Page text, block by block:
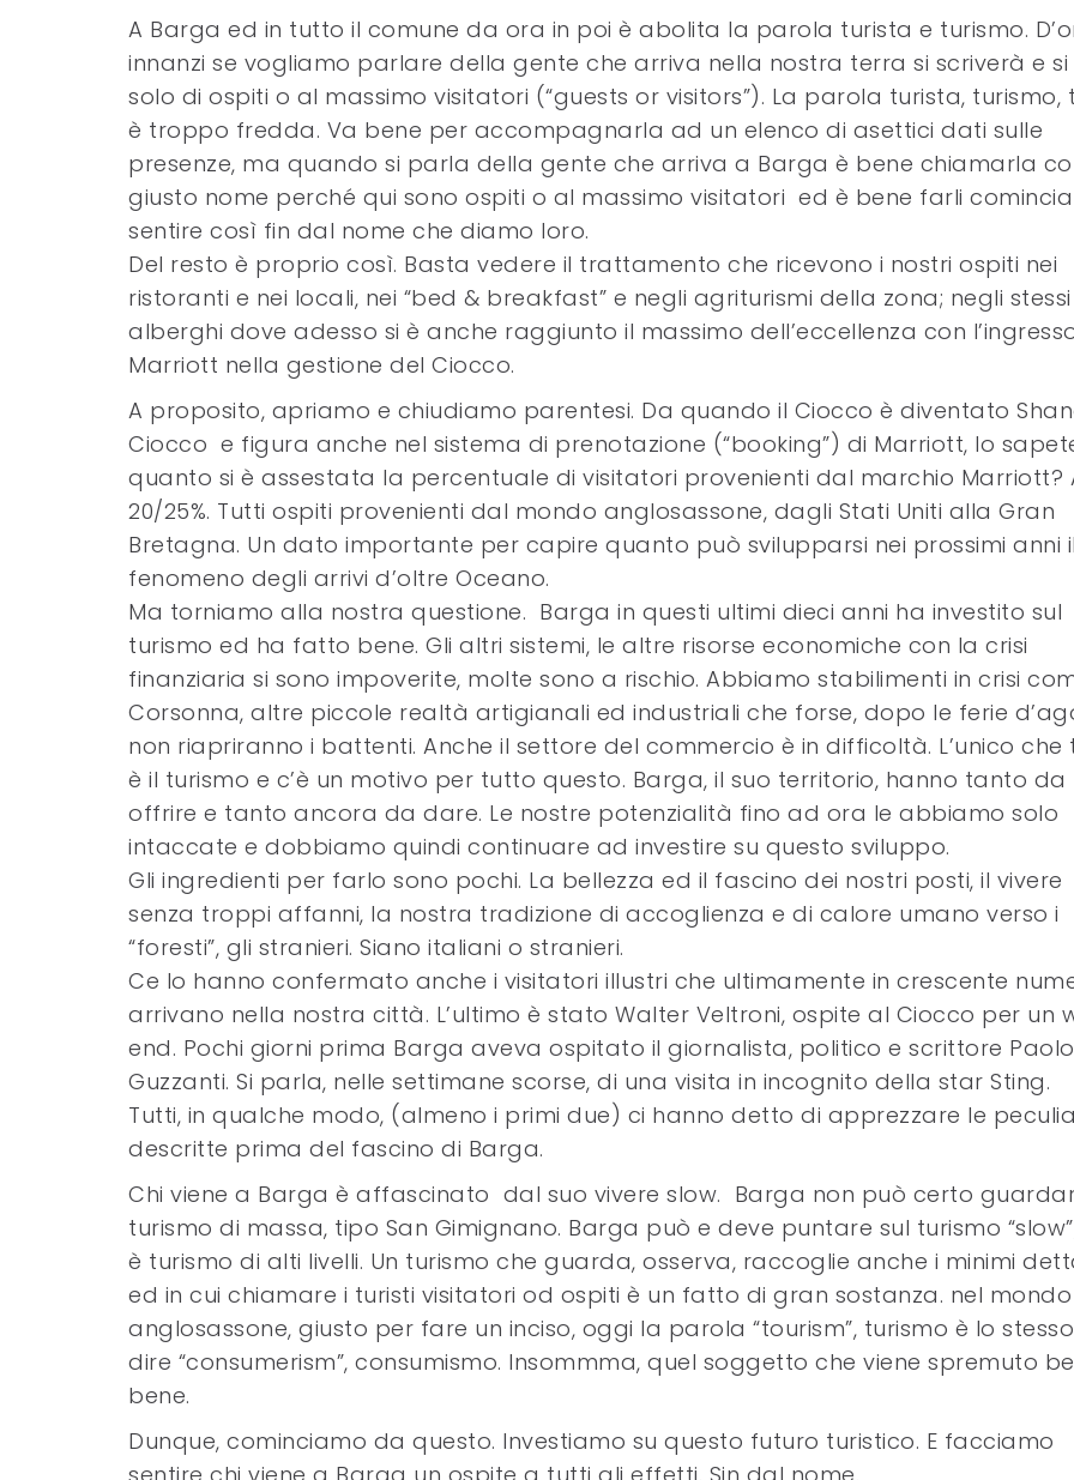
A Barga ed in tutto il comune da ora in poi è abolita la parola turista e turismo.
innanzi se vogliamo parlare della gente che arriva nella nostra terra si scriverà e
solo di ospiti o al massimo visitatori (“guests or visitors”). La parola turista, turismo,
è troppo fredda. Va bene per accompagnarla ad un elenco di asettici dati sulle
presenze, ma quando si parla della gente che arriva a Barga è bene chiamarla
giusto nome perché qui sono ospiti o al massimo visitatori ed è bene farli
sentire così fin dal nome che diamo loro.
Del resto è proprio così. Basta vedere il trattamento che ricevono i nostri ospiti nei
ristoranti e nei locali, nei “bed & breakfast” e negli agriturismi della zona; negli stessi
alberghi dove adesso si è anche raggiunto il massimo dell’eccellenza con
Marriott nella gestione del Ciocco.
A proposito, apriamo e chiudiamo parentesi. Da quando il Ciocco è diventato
Ciocco e figura anche nel sistema di prenotazione (“booking”) di Marriott, lo
quanto si è assestata la percentuale di visitatori provenienti dal marchio Marriott?
20/25%. Tutti ospiti provenienti dal mondo anglosassone, dagli Stati Uniti alla Gran
Bretagna. Un dato importante per capire quanto può svilupparsi nei prossimi anni
fenomeno degli arrivi d’oltre Oceano.
Ma torniamo alla nostra questione. Barga in questi ultimi dieci anni ha investito sul
turismo ed ha fatto bene. Gli altri sistemi, le altre risorse economiche con la crisi
finanziaria si sono impoverite, molte sono a rischio. Abbiamo stabilimenti in crisi
Corsonna, altre piccole realtà artigianali ed industriali che forse, dopo le ferie
non riapriranno i battenti. Anche il settore del commercio è in difficoltà. L’unico che
è il turismo e c’è un motivo per tutto questo. Barga, il suo territorio, hanno tanto da
offrire e tanto ancora da dare. Le nostre potenzialità fino ad ora le abbiamo solo
intaccate e dobbiamo quindi continuare ad investire su questo sviluppo.
Gli ingredienti per farlo sono pochi. La bellezza ed il fascino dei nostri posti, il vivere
senza troppi affanni, la nostra tradizione di accoglienza e di calore umano verso i
“foresti”, gli stranieri. Siano italiani o stranieri.
Ce lo hanno confermato anche i visitatori illustri che ultimamente in crescente
arrivano nella nostra città. L’ultimo è stato Walter Veltroni, ospite al Ciocco per un
end. Pochi giorni prima Barga aveva ospitato il giornalista, politico e scrittore Paolo
Guzzanti. Si parla, nelle settimane scorse, di una visita in incognito della star Sting.
Tutti, in qualche modo, (almeno i primi due) ci hanno detto di apprezzare le
descritte prima del fascino di Barga.
Chi viene a Barga è affascinato dal suo vivere slow. Barga non può certo
turismo di massa, tipo San Gimignano. Barga può e deve puntare sul turismo
è turismo di alti livelli. Un turismo che guarda, osserva, raccoglie anche i minimi
ed in cui chiamare i turisti visitatori od ospiti è un fatto di gran sostanza. nel mondo
anglosassone, giusto per fare un inciso, oggi la parola “tourism”, turismo è lo
dire “consumerism”, consumismo. Insommma, quel soggetto che viene spremuto
bene.
Dunque, cominciamo da questo. Investiamo su questo futuro turistico. E facciamo